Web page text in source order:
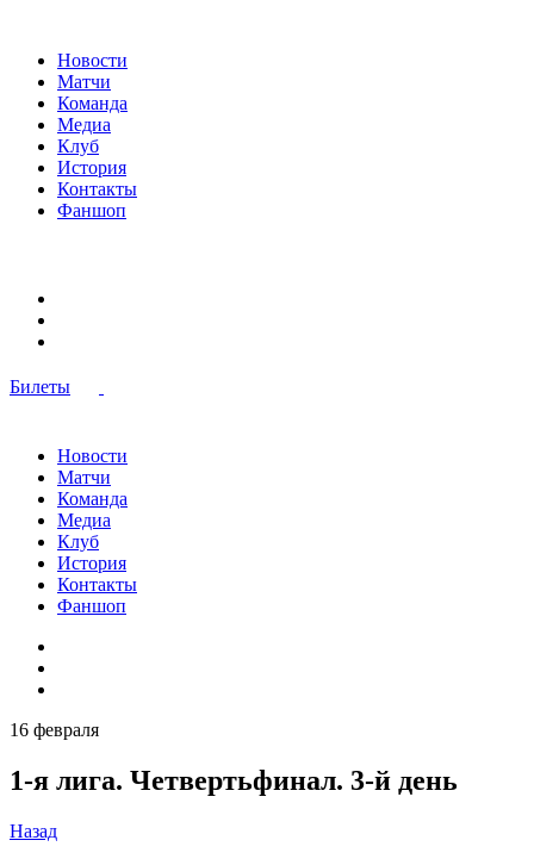
Новости
Матчи
Команда
Медиа
Клуб
История
Контакты
Фаншоп
Билеты
Новости
Матчи
Команда
Медиа
Клуб
История
Контакты
Фаншоп
16 февраля
1-я лига. Четвертьфинал. 3-й день
Назад